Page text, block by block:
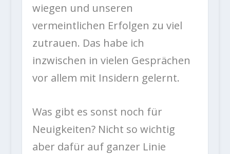
wiegen und unseren
vermeintlichen Erfolgen zu viel
zutrauen. Das habe ich
inzwischen in vielen Gesprächen
vor allem mit Insidern gelernt.
Was gibt es sonst noch für
Neuigkeiten? Nicht so wichtig
aber dafür auf ganzer Linie